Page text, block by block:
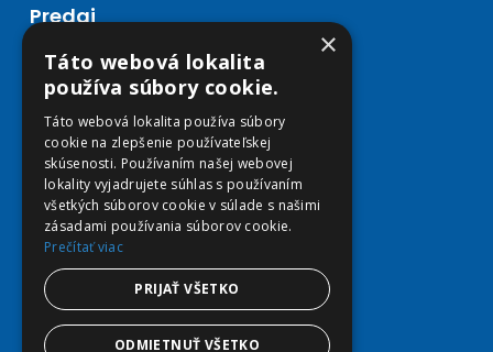
Predaj
Môj účet
Obľúbené
Doprava a platba
×
Táto webová lokalita
používa súbory cookie.
Táto webová lokalita používa súbory
cookie na zlepšenie používateľskej
skúsenosti. Používaním našej webovej
lokality vyjadrujete súhlas s používaním
všetkých súborov cookie v súlade s našimi
zásadami používania súborov cookie.
Prečítať viac
PRIJAŤ VŠETKO
ODMIETNUŤ VŠETKO